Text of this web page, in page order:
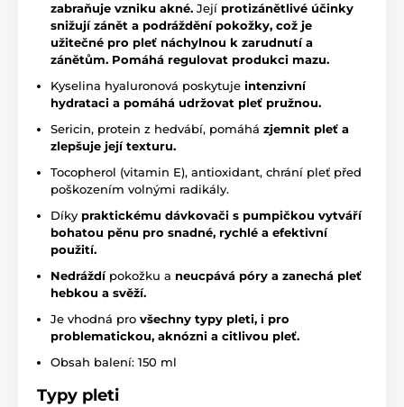
zabraňuje vzniku akné. Její protizánětlivé účinky
snižují zánět a podráždění pokožky, což je
užitečné pro pleť náchylnou k zarudnutí a
zánětům. Pomáhá regulovat produkci mazu.
Kyselina hyaluronová poskytuje intenzivní
hydrataci a pomáhá udržovat pleť pružnou.
Sericin, protein z hedvábí, pomáhá zjemnit pleť a
zlepšuje její texturu.
Tocopherol (vitamin E), antioxidant, chrání pleť před
poškozením volnými radikály.
Díky praktickému dávkovači s pumpičkou vytváří
bohatou pěnu pro snadné, rychlé a efektivní
použití.
Nedráždípokožku a neucpává póry a zanechá pleť
hebkou a svěží.
Je vhodná pro všechny typy pleti, i pro
problematickou, aknózni a citlivou pleť.
Obsah balení: 150 ml
Typy pleti